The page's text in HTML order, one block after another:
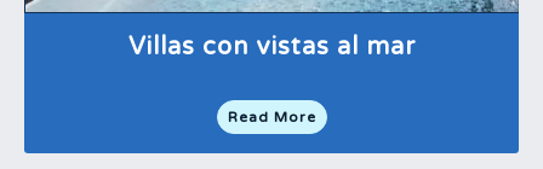
Villas con vistas al mar
Read More